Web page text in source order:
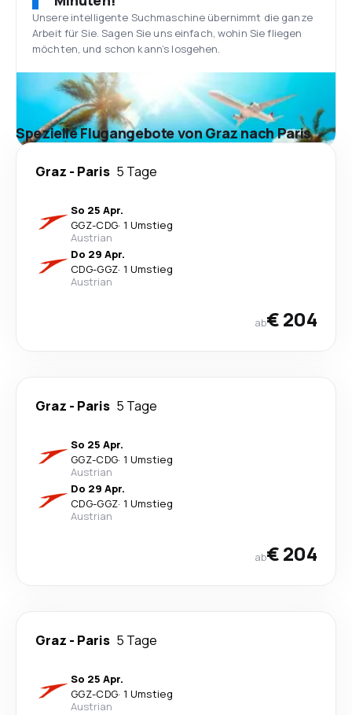
Unsere intelligente Suchmaschine übernimmt die ganze
Arbeit für Sie. Sagen Sie uns einfach, wohin Sie fliegen
möchten, und schon kann’s losgehen.
Spezielle Flugangebote von Graz nach Paris
Graz - Paris 5 Tage
So 25 Apr.
GGZ-CDG· 1 Umstieg
Austrian
Do 29 Apr.
CDG-GGZ· 1 Umstieg
Austrian
ab€ 204
Graz - Paris 5 Tage
So 25 Apr.
GGZ-CDG· 1 Umstieg
Austrian
Do 29 Apr.
CDG-GGZ· 1 Umstieg
Austrian
ab€ 204
Graz - Paris 5 Tage
So 25 Apr.
GGZ-CDG· 1 Umstieg
Austrian